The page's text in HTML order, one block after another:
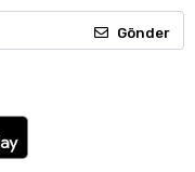
Gönder